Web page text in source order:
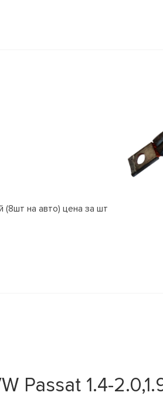
на авто) цена за шт
Passat 1.4-